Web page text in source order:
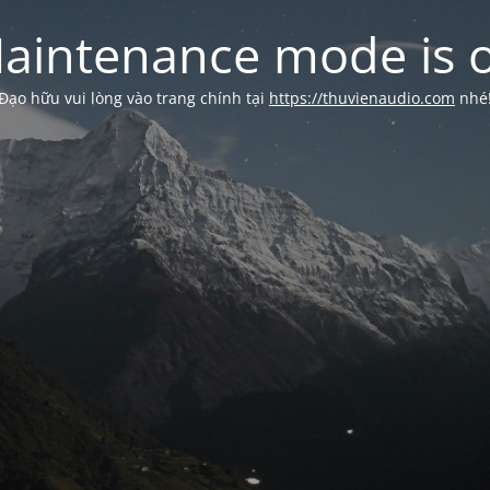
mode is
hữu vui lòng vào trang chính tại https://thuvienaudio.com